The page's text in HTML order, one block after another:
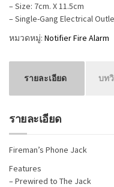
– Size: 7cm. X 11.5cm
– Single-Gang Electrical
หมวดหมู่: Notifier Fire Alarm
รายละเอียด บท
รายละเอียด
Fireman’s Phone Jack
Features
– Prewired to The Jack